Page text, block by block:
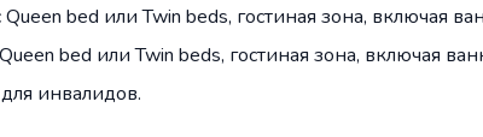
Queen bed или Twin beds, гостиная зона, включая
bed или Twin beds, гостиная зона, включая
инвалидов.